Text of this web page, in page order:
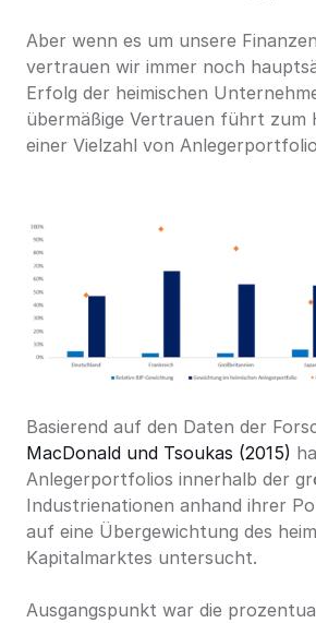
Aber wenn es um unsere
vertrauen wir immer noch
Erfolg der heimischen
übermäßige Vertrauen führt zum
einer Vielzahl von
Basierend auf den Daten der
MacDonald und Tsoukas (2015)
Anlegerportfolios innerhalb der
Industrienationen anhand ihrer
auf eine Übergewichtung des
Kapitalmarktes untersucht.
Ausgangspunkt war die